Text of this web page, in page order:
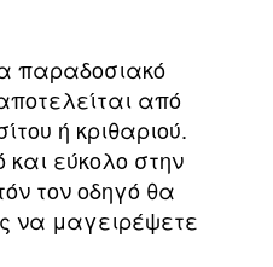
παραδοσιακό
από
ή κριθαριού.
και εύκολο στην
τον οδηγό θα
να μαγειρέψετε